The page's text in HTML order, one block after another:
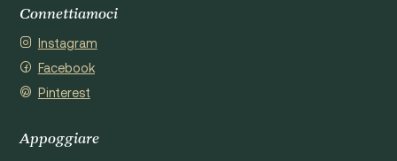
Connettiamoci
Instagram
Facebook
Pinterest
Appoggiare